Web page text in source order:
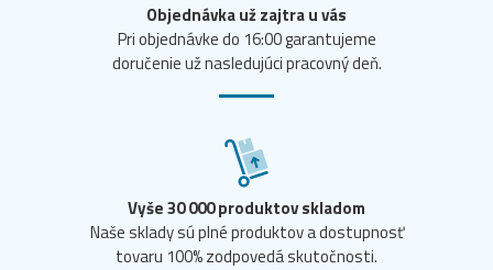
Objednávka už zajtra u vás
Pri objednávke do 16:00 garantujeme
doručenie už nasledujúci pracovný deň.
Vyše 30 000 produktov skladom
Naše sklady sú plné produktov a dostupnosť
tovaru 100% zodpovedá skutočnosti.